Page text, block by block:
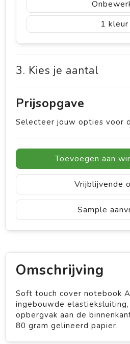
1
3. Kies je aantal
Prijsopgave
Selecteer jouw opties voor
Toevoegen aan
Vrijblijvende
Sample
Omschrijving
Soft touch cover notebook
ingebouwde
opbergvak aan de
80 gram gelineerd papier.